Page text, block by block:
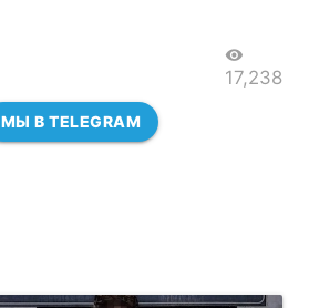
visibility
17,238
МЫ В TELEGRAM